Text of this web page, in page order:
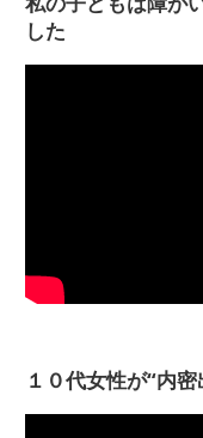
した
１０代女性が“内